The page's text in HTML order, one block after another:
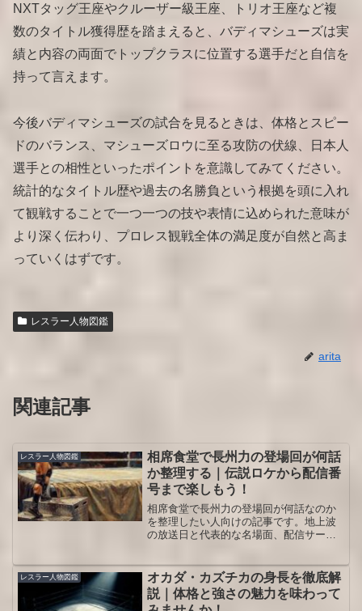
NXTタッグ王座やクルーザー級王座、トリオ王座など複
数のタイトル獲得歴を踏まえると、バディマシューズは実
績と内容の両面でトップクラスに位置する選手だと自信を
持って言えます。
今後バディマシューズの試合を見るときは、体格とスピー
ドのバランス、マシューズロウに至る攻防の伏線、日本人
選手との相性といったポイントを意識してみてください。
統計的なタイトル歴や過去の名勝負という根拠を頭に入れ
て観戦することで一つ一つの技や表情に込められた意味が
より深く伝わり、プロレス観戦全体の満足度が自然と高ま
っていくはずです。
レスラー人物図鑑
arita
関連記事
レスラー人物図鑑
相席食堂で長州力の登場回が何話
か整理する｜伝説ロケから配信番
号まで楽しもう！
相席食堂で長州力の登場回が何話なのか
を整理したい人向けの記事です。地上波
の放送日と代表的な名場面、配信サービ
す。
レスラー人物図鑑
オカダ・カズチカの身長を徹底解
説｜体格と強さの魅力を味わって